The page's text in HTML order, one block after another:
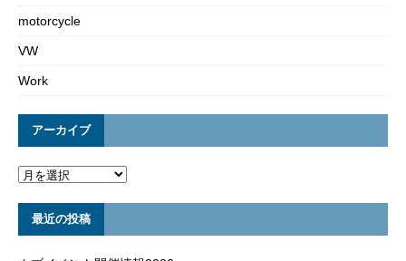
motorcycle
VW
Work
アーカイブ
最近の投稿